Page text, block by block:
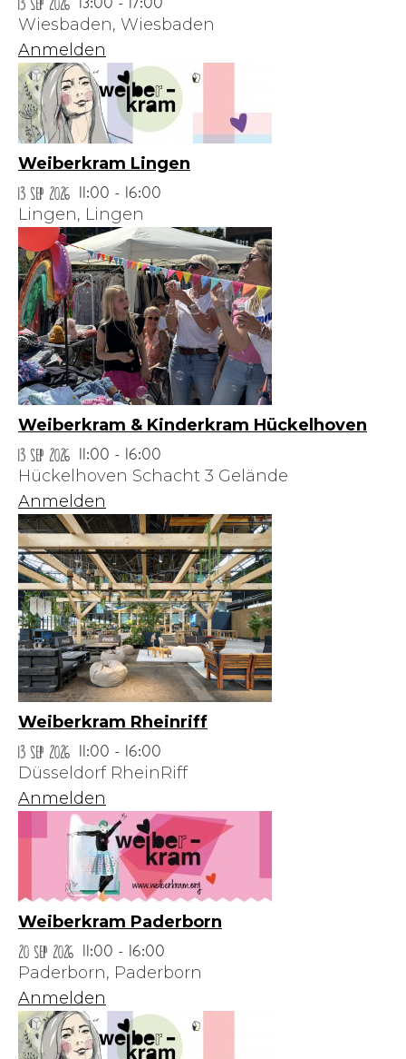
Wiesbaden, Wiesbaden
Anmelden
Weiberkram Lingen
13 Sep 2026
11:00 - 16:00
Lingen, Lingen
Weiberkram & Kinderkram Hückelhoven
13 Sep 2026
11:00 - 16:00
Hückelhoven Schacht 3 Gelände
Anmelden
Weiberkram Rheinriff
13 Sep 2026
11:00 - 16:00
Düsseldorf RheinRiff
Anmelden
Weiberkram Paderborn
20 Sep 2026
11:00 - 16:00
Paderborn, Paderborn
Anmelden